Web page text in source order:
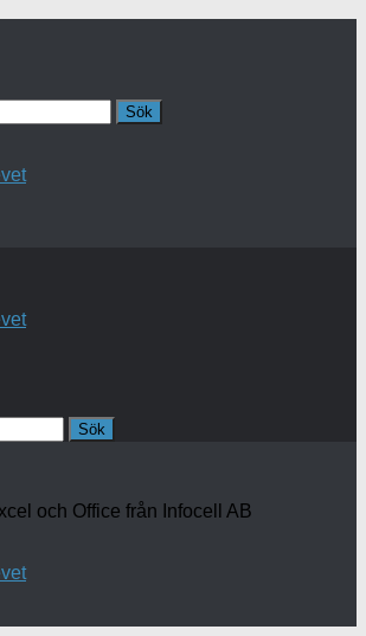
och Office från Infocell AB